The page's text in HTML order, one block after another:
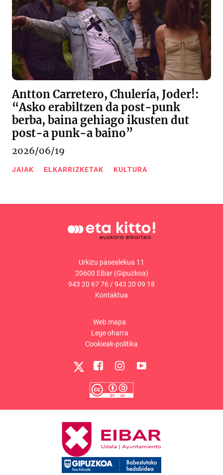
Antton Carretero, Chulería, Joder!:
“Asko erabiltzen da post-punk
berba, baina gehiago ikusten dut
post-a punk-a baino”
2026/06/19
JAIAK ELKARRIZKETAK KULTURA
Urkizu pasealekua 11
20600 Eibar (Gipuzkoa)
943 20 67 76/943 20 09 18
Kontaktua
Web mapa
Lege oharra
Cookieak-politika